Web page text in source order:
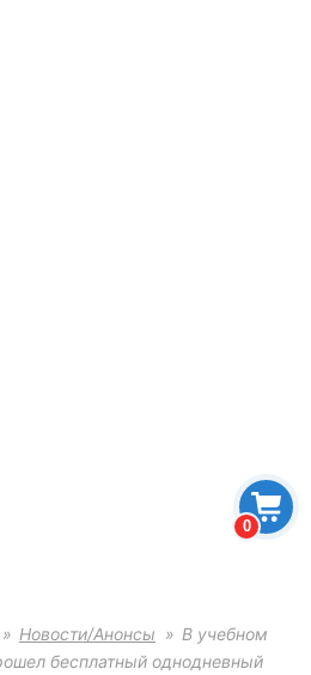
0
Новости/Анонсы
В учебном
бесплатный однодневный